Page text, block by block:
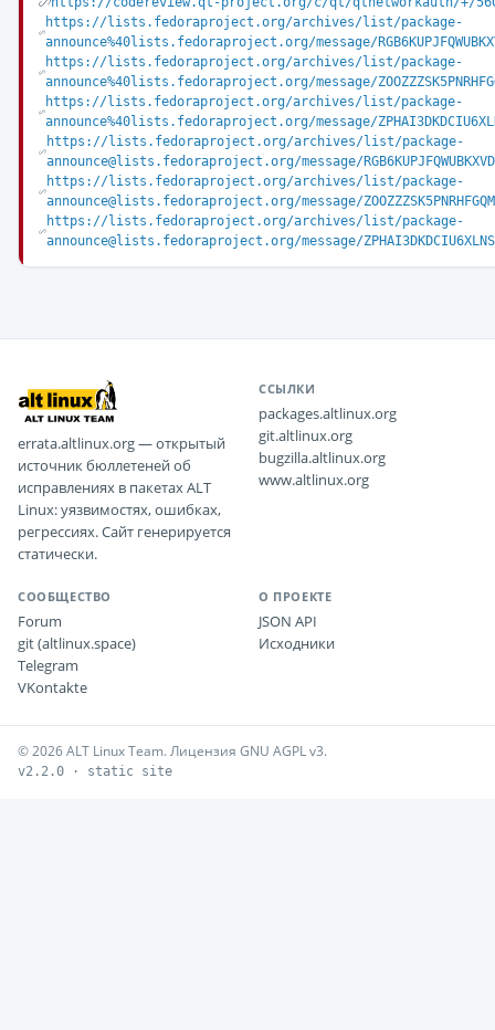
https://lists.fedoraproject.org/archives/list/package-
announce%40lists.fedoraproject.org/message/
https://lists.fedoraproject.org/archives/list/package-
announce%40lists.fedoraproject.org/message/
https://lists.fedoraproject.org/archives/list/package-
announce%40lists.fedoraproject.org/message/
https://lists.fedoraproject.org/archives/list/package-
announce@lists.fedoraproject.org/message/
https://lists.fedoraproject.org/archives/list/package-
announce@lists.fedoraproject.org/message/
https://lists.fedoraproject.org/archives/list/package-
announce@lists.fedoraproject.org/message/
errata.altlinux.org — открытый
источник бюллетеней об
исправлениях в пакетах ALT
Linux: уязвимостях, ошибках,
регрессиях. Сайт генерируется
статически.
ССЫЛКИ
packages.altlinux.org
git.altlinux.org
bugzilla.altlinux.org
www.altlinux.org
СООБЩЕСТВО
Forum
git (altlinux.space)
Telegram
VKontakte
О ПРОЕКТЕ
JSON API
Исходники
© 2026 ALT Linux Team. Лицензия GNU AGPL v3.
v2.2.0 · static site